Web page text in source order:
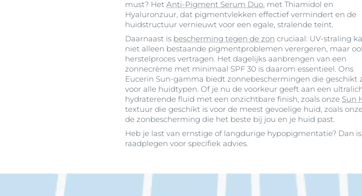
must? Het Anti-Pigment Serum Duo, met Thiamidol en
Hyaluronzuur, dat pigmentvlekken effectief vermindert en de
huidstructuur vernieuwt voor een egale, stralende teint.
Daarnaast is bescherming tegen de zon cruciaal: UV-straling
niet alleen bestaande pigmentproblemen verergeren, maar
herstelproces vertragen. Het dagelijks aanbrengen van een
zonnecrème met minimaal SPF 30 is daarom essentieel. Ons
Eucerin Sun-gamma biedt zonnebeschermingen die geschikt
voor alle huidtypen. Of je nu de voorkeur geeft aan een
hydraterende fluid met een onzichtbare finish, zoals onze Sun
textuur die geschikt is voor de meest gevoelige huid, zoals
de zonbescherming die het beste bij jou en je huid past.
Heb je last van ernstige of langdurige hypopigmentatie? Dan
raadplegen voor specifiek advies.